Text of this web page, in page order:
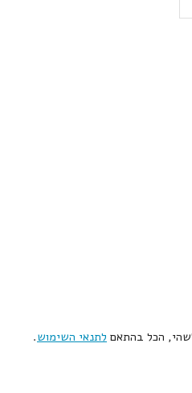
הכל בהתאם לתנאי השימוש.